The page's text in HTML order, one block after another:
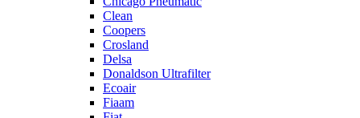
Clean
Coopers
Crosland
Delsa
Donaldson Ultrafilter
Ecoair
Fiaam